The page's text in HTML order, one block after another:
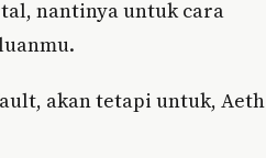
nantinya untuk cara
akan tetapi untuk,